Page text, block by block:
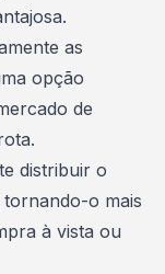
as
opção
de
distribuir o
o mais
à vista ou